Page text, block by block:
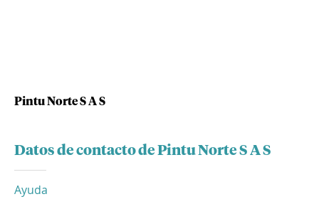
Pintu Norte S A S
Datos de contacto de Pintu Norte S A S
Ayuda